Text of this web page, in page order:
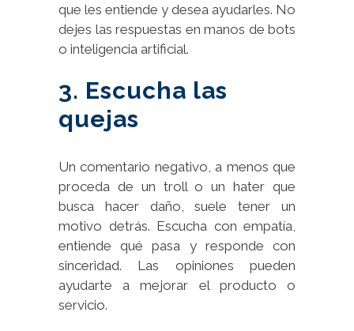
que les entiende y desea ayudarles. No
dejes las respuestas en manos de bots
o inteligencia artificial.
3. Escucha las
quejas
Un comentario negativo, a menos que
proceda de un troll o un hater que
busca hacer daño, suele tener un
motivo detrás. Escucha con empatía,
entiende qué pasa y responde con
sinceridad. Las opiniones pueden
ayudarte a mejorar el producto o
servicio.